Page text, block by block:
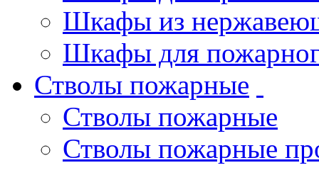
Шкафы из
Шкафы для
Стволы пожарные
Стволы пожарные
Стволы пожарные